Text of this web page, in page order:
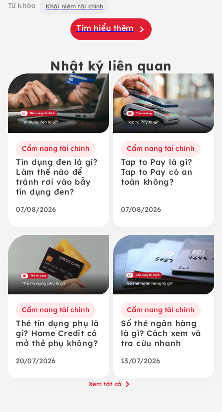
Từ khóa Khái niệm tài chính
Tìm hiểu thêm
Nhật ký liên quan
Cẩm nang tài chính
Tín dụng đen là gì?
Làm thế nào để
tránh rơi vào bẫy
tín dụng đen?
07/08/2026
Cẩm nang tài chính
Tap to Pay là gì?
Tap to Pay có an
toàn không?
07/08/2026
Cẩm nang tài chính
Thẻ tín dụng phụ là
gì? Home Credit có
mở thẻ phụ không?
20/07/2026
Cẩm nang tài chính
Số thẻ ngân hàng
là gì? Cách xem và
tra cứu nhanh
13/07/2026
Xem tất cả